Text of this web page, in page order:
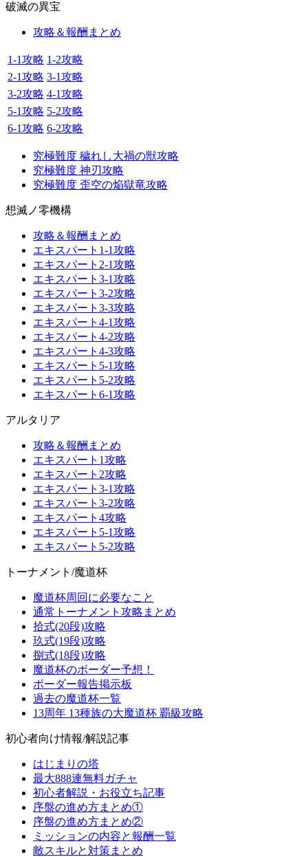
破滅の異宝
攻略＆報酬まとめ
1-1攻略 1-2攻略
2-1攻略 3-1攻略
3-2攻略 4-1攻略
5-1攻略 5-2攻略
6-1攻略 6-2攻略
究極難度 穢れし大禍の獣攻略
究極難度 神刃攻略
究極難度 歪空の焔獄竜攻略
想滅ノ零機構
攻略＆報酬まとめ
エキスパート1-1攻略
エキスパート2-1攻略
エキスパート3-1攻略
エキスパート3-2攻略
エキスパート3-3攻略
エキスパート4-1攻略
エキスパート4-2攻略
エキスパート4-3攻略
エキスパート5-1攻略
エキスパート5-2攻略
エキスパート6-1攻略
アルタリア
攻略＆報酬まとめ
エキスパート1攻略
エキスパート2攻略
エキスパート3-1攻略
エキスパート3-2攻略
エキスパート4攻略
エキスパート5-1攻略
エキスパート5-2攻略
トーナメント/魔道杯
魔道杯周回に必要なこと
通常トーナメント攻略まとめ
拾式(20段)攻略
玖式(19段)攻略
捌式(18段)攻略
魔道杯のボーダー予想！
ボーダー報告掲示板
過去の魔道杯一覧
13周年 13種族の大魔道杯 覇級攻略
初心者向け情報/解説記事
はじまりの塔
最大888連無料ガチャ
初心者解説・お役立ち記事
序盤の進め方まとめ①
序盤の進め方まとめ②
ミッションの内容と報酬一覧
敵スキルと対策まとめ